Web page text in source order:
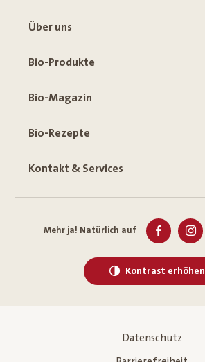
Über uns
Bio-Produkte
Bio-Magazin
Bio-Rezepte
Kontakt & Services
Mehr ja! Natürlich auf
Kontrast erhöhen
Datenschutz